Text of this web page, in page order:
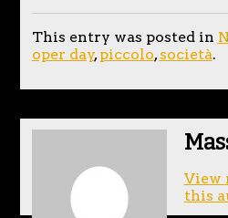
This entry was posted in
oper day,piccolo,società.
View
this